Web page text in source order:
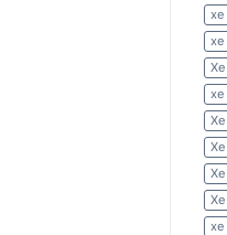
xe
xe
xe